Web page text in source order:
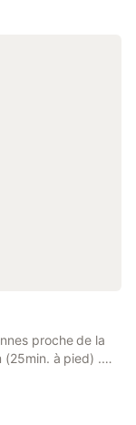
proche de la
(25min. à pied) .
salle de bains
se situe au
Piscine , Parking